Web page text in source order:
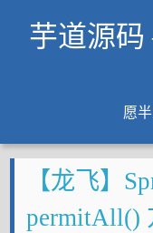
芋道源
愿
文章
知识星球
【龙飞】
permitAll()